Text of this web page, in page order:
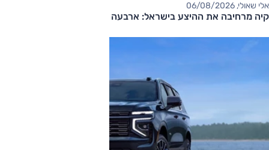
אלי שאולי, 06/08/2026
קיה מרחיבה את ההיצע בישראל: ארבעה דגמים חדשים בדרך